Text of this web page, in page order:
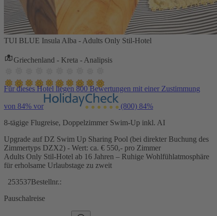
TUI BLUE Insula Alba - Adults Only Stil-Hotel
Griechenland - Kreta - Analipsis
Für dieses Hotel liegen 800 Bewertungen mit einer Zustimmung
von 84% vor (800) 84%
8-tägige Flugreise, Doppelzimmer Swim-Up inkl. AI
Upgrade auf DZ Swim Up Sharing Pool (bei direkter Buchung des
Zimmertyps DZX2) - Wert: ca. € 550,- pro Zimmer
Adults Only Stil-Hotel ab 16 Jahren – Ruhige Wohlfühlatmosphäre
für erholsame Urlaubstage zu zweit
253537Bestellnr.:
Pauschalreise